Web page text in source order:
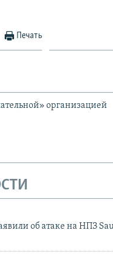
Печать
организацией
об атаке на НПЗ